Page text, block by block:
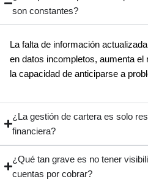
son constantes?
La falta de información
en datos incompletos, aumenta el
la capacidad de anticiparse a
¿La gestión de cartera es solo
financiera?
¿Qué tan grave es no tener
cuentas por cobrar?